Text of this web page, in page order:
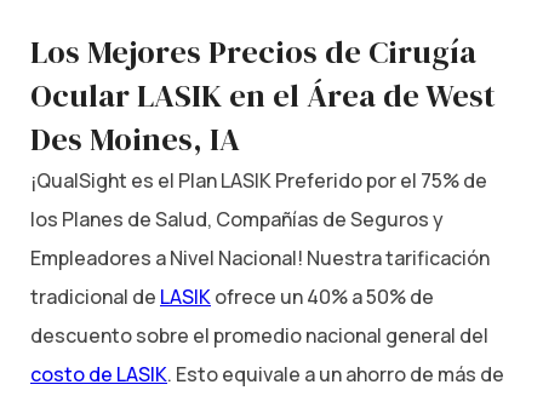
Los Mejores Precios de Cirugía
Ocular LASIK en el Área de West
Des Moines, IA
¡QualSight es el Plan LASIK Preferido por el 75% de
los Planes de Salud, Compañías de Seguros y
Empleadores a Nivel Nacional! Nuestra tarificación
tradicional de LASIKofrece un 40% a 50% de
descuento sobre el promedio nacional general del
costo de LASIK. Esto equivale a un ahorro de más de